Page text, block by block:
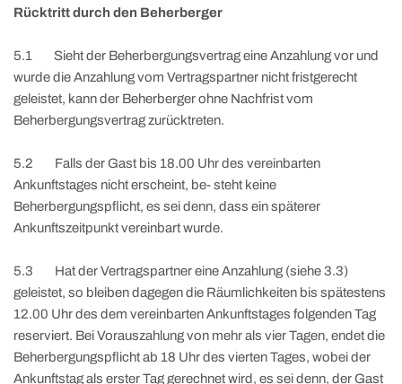
Rücktritt durch den Beherberger
5.1 Sieht der Beherbergungsvertrag eine Anzahlung vor und
wurde die Anzahlung vom Vertragspartner nicht fristgerecht
geleistet, kann der Beherberger ohne Nachfrist vom
Beherbergungsvertrag zurücktreten.
5.2 Falls der Gast bis 18.00 Uhr des vereinbarten
Ankunftstages nicht erscheint, be- steht keine
Beherbergungspflicht, es sei denn, dass ein späterer
Ankunftszeitpunkt vereinbart wurde.
5.3 Hat der Vertragspartner eine Anzahlung (siehe 3.3)
geleistet, so bleiben dagegen die Räumlichkeiten bis spätestens
12.00 Uhr des dem vereinbarten Ankunftstages folgenden Tag
reserviert. Bei Vorauszahlung von mehr als vier Tagen, endet die
Beherbergungspflicht ab 18 Uhr des vierten Tages, wobei der
Ankunftstag als erster Tag gerechnet wird, es sei denn, der Gast